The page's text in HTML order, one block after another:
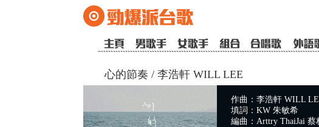
心的節奏 / 李浩軒 WILL LEE
作曲：李浩軒 WILL
填詞：KW 朱敏希
編曲：Arttry ThaiJai 蔡